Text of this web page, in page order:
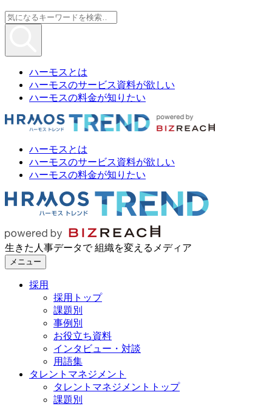
ハーモスとは
ハーモスのサービス資料が欲しい
ハーモスの料金が知りたい
ハーモスとは
ハーモスのサービス資料が欲しい
ハーモスの料金が知りたい
生きた人事データで 組織を変えるメディア
メニュー
採用
採用トップ
課題別
事例別
お役立ち資料
インタビュー・対談
用語集
タレントマネジメント
タレントマネジメントトップ
課題別